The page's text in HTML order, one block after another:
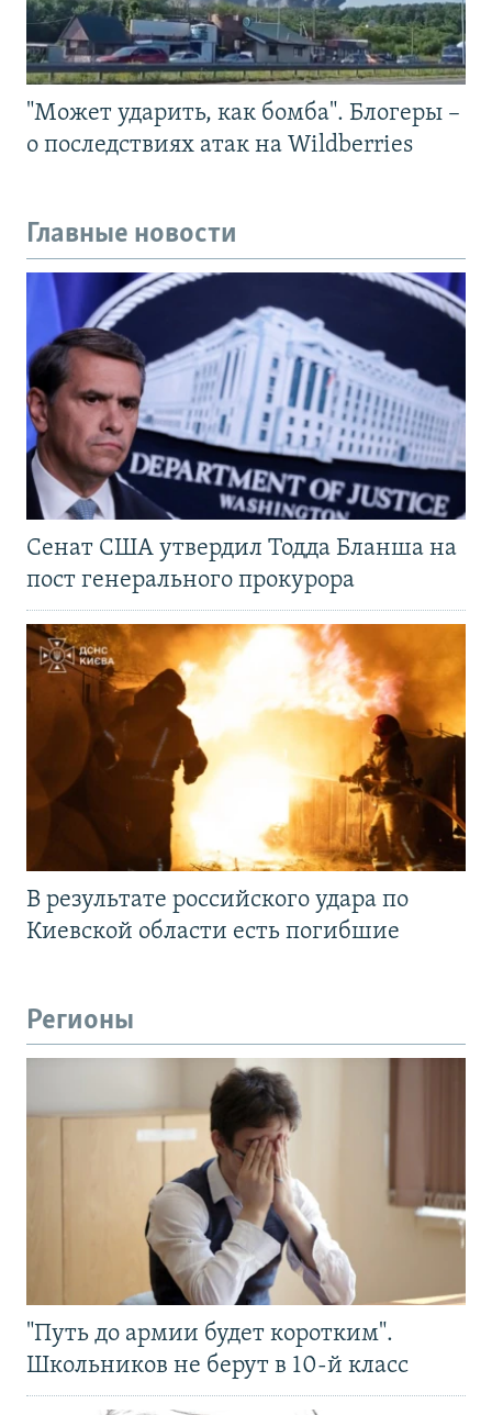
"Может ударить, как бомба". Блогеры –
о последствиях атак на Wildberries
Главные новости
Сенат США утвердил Тодда Бланша на
пост генерального прокурора
В результате российского удара по
Киевской области есть погибшие
Регионы
"Путь до армии будет коротким".
Школьников не берут в 10-й класс